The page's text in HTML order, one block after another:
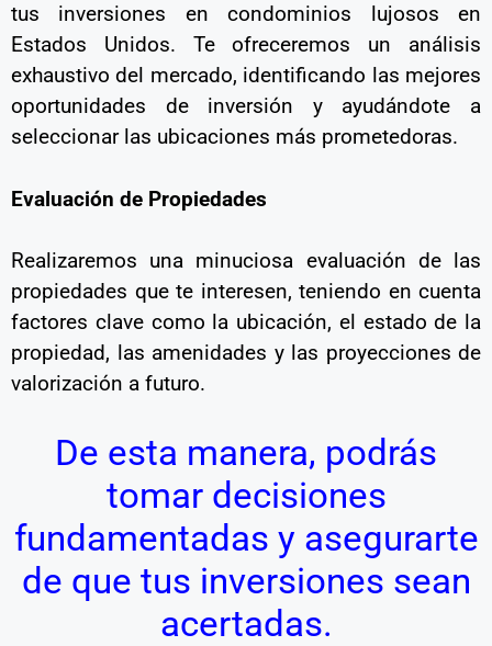
tus inversiones en condominios lujosos en
Estados Unidos. Te ofreceremos un análisis
exhaustivo del mercado, identificando las mejores
oportunidades de inversión y ayudándote a
seleccionar las ubicaciones más prometedoras.
Evaluación de Propiedades
Realizaremos una minuciosa evaluación de las
propiedades que te interesen, teniendo en cuenta
factores clave como la ubicación, el estado de la
propiedad, las amenidades y las proyecciones de
valorización a futuro.
De esta manera, podrás
tomar decisiones
fundamentadas y asegurarte
de que tus inversiones sean
acertadas.